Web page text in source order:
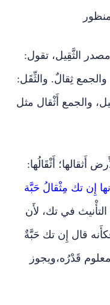
الثَّقِيل، تقول:
ثِقالٌ. والثِّقَل:
والجمع أَثْقال مثل
أَثقالها؛ أَثْقَالُها:
إِن تك مِثْقالُ حَبَّة
في تك، لأَن
قال إِن تك حَبَّةٌ
قَدْرُه،ويجوز